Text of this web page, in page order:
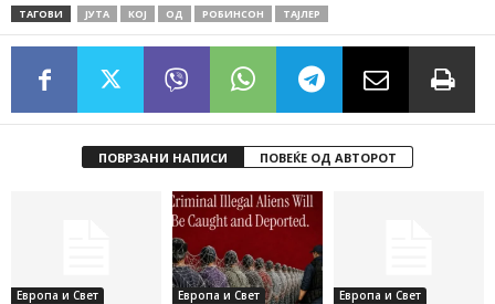
ТАГОВИ ЈУТА КОЈ ОД РОБИНСОН ТАЈЛЕР
ПОВРЗАНИ НАПИСИ ПОВЕЌЕ ОД АВТОРОТ
Европа и Свет Европа и Свет Европа и Свет